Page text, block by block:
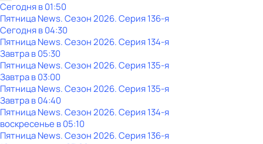
Сегодня в 01:50
Пятница News. Сезон 2026. Серия 136-я
Сегодня в 04:30
Пятница News. Сезон 2026. Серия 134-я
Завтра в 05:30
Пятница News. Сезон 2026. Серия 135-я
Завтра в 03:00
Пятница News. Сезон 2026. Серия 135-я
Завтра в 04:40
Пятница News. Сезон 2026. Серия 134-я
воскресенье в05:10
Пятница News. Сезон 2026. Серия 136-я